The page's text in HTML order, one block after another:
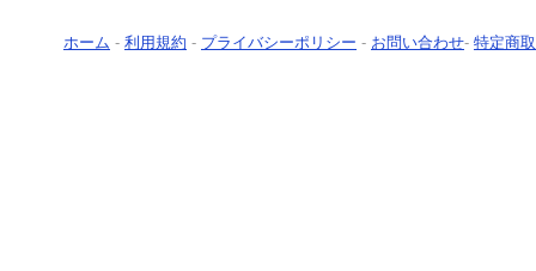
ホーム - 利用規約 - プライバシーポリシー - お問い合わせ- 特定商